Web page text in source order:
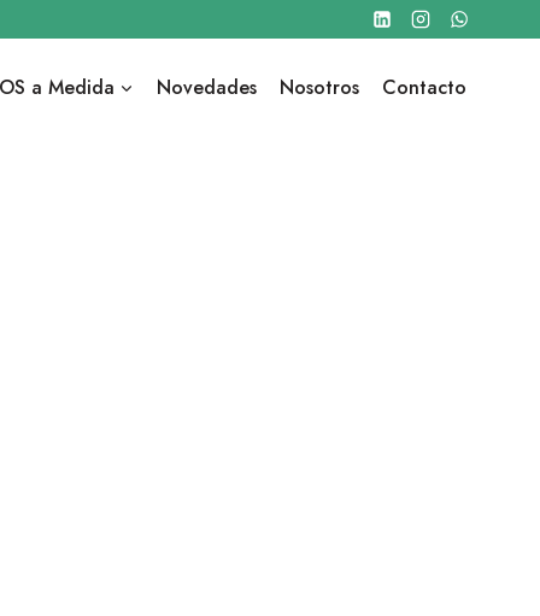
a Medida Novedades Nosotros Contacto